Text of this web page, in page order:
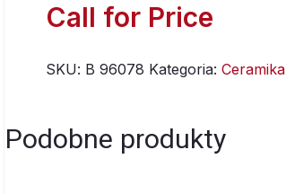
Call for Price
SKU: B 96078 Kategoria: Ceramika
Podobne produkty